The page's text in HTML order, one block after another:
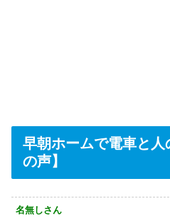
早朝ホームで電車と人
の声】
名無しさん